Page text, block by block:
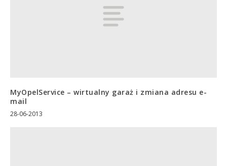
MyOpelService – wirtualny garaż i zmiana adresu e-
mail
28-06-2013